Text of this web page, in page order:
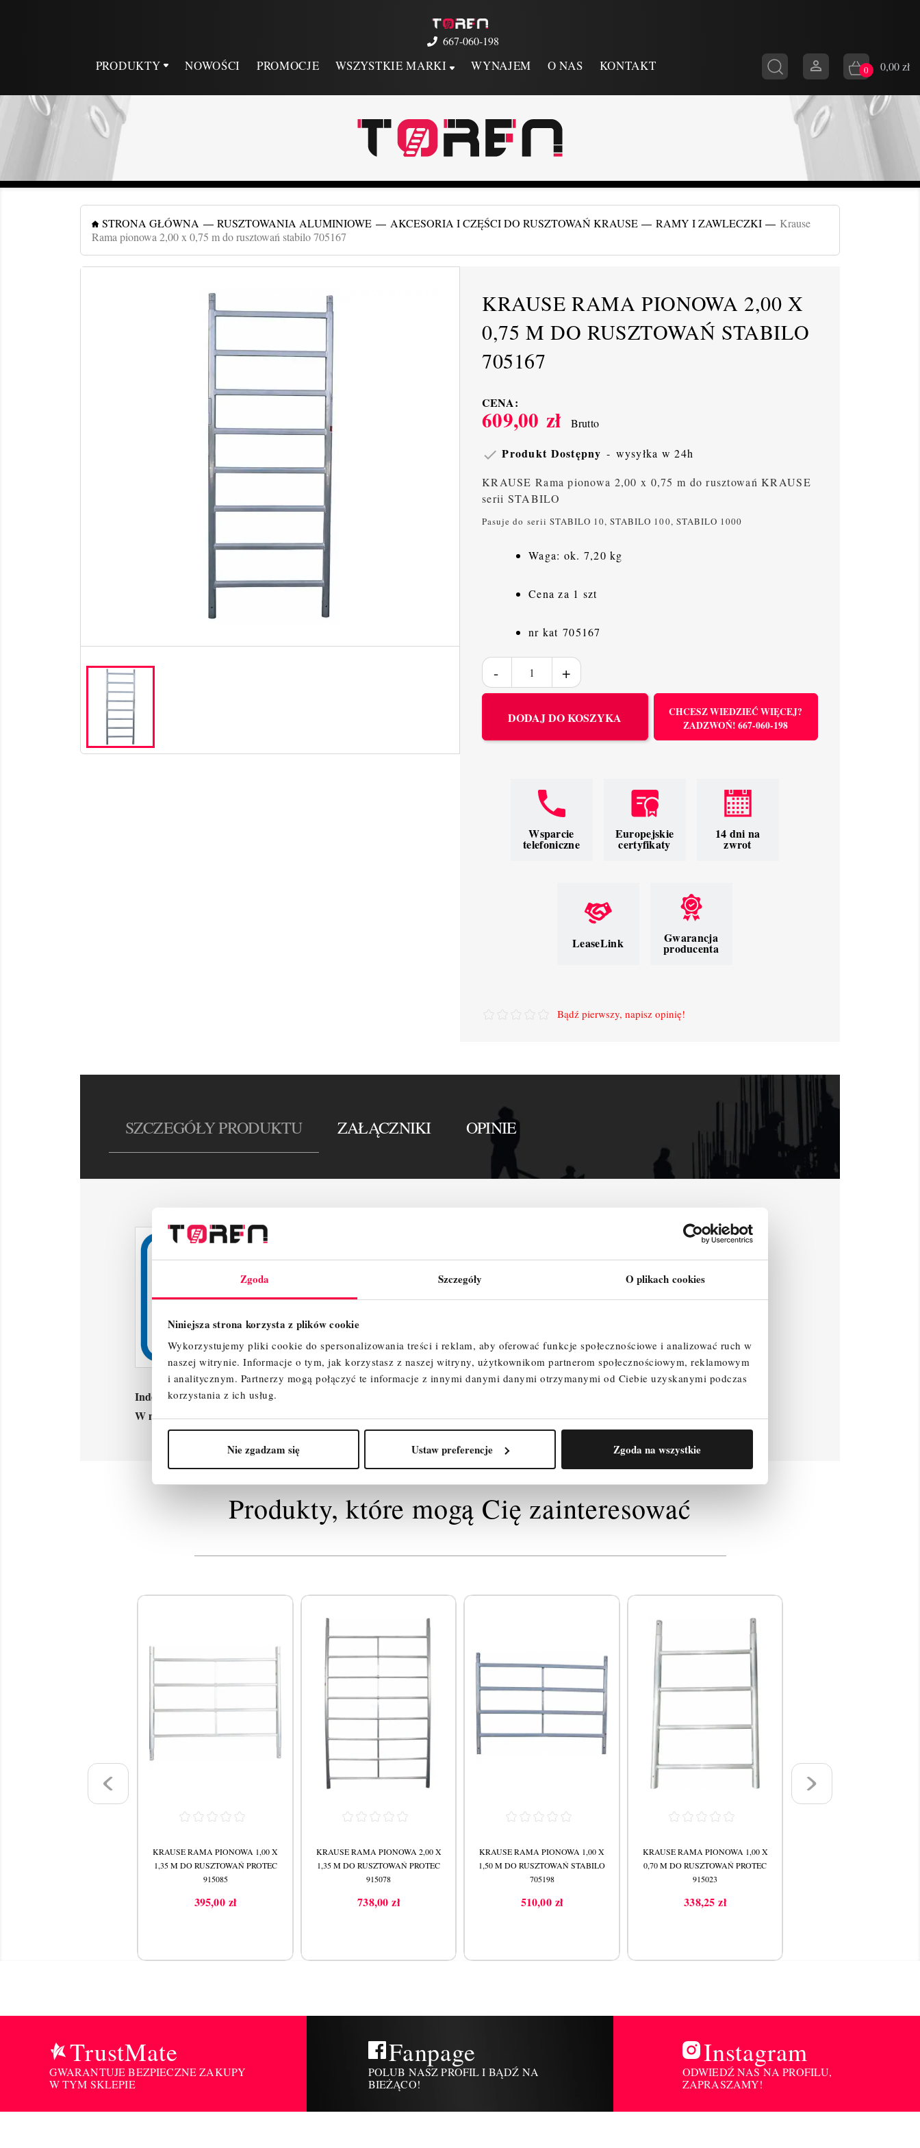
Zgoda Szczegóły O plikach cookies
Niniejsza strona korzysta z plików cookie
Wykorzystujemy pliki cookie do spersonalizowania treści i reklam, aby oferować funkcje społecznościowe i analizować ruch w
naszej witrynie. Informacje o tym, jak korzystasz z naszej witryny, użytkownikom partnerom społecznościowym, reklamowym
i analitycznym. Partnerzy mogą połączyć te informacje z innymi danymi danymi otrzymanymi od Ciebie uzyskanymi podczas
korzystania z ich usług.
Nie zgadzam się Ustaw preferencje Zgoda na wszystkie
667-060-198
PRODUKTY NOWOŚCI PROMOCJE WSZYSTKIE MARKI WYNAJEM O NAS KONTAKT  0 0,00 zł
STRONA GŁÓWNA RUSZTOWANIA ALUMINIOWE AKCESORIA I CZĘŚCI DO RUSZTOWAŃ KRAUSE RAMY I ZAWLECZKI
Krause
Rama pionowa 2,00 x 0,75 m do rusztowań stabilo 705167
KRAUSE RAMA PIONOWA 2,00 X
0,75 M DO RUSZTOWAŃ STABILO
705167
CENA:
609,00 zł Brutto
 Produkt Dostępny wysyłka w 24h
KRAUSE Rama pionowa 2,00 x 0,75 m do rusztowań KRAUSE
serii STABILO
Pasuje do serii STABILO 10, STABILO 100, STABILO 1000
Waga: ok. 7,20 kg
Cena za 1 szt
nr kat 705167
DODAJ DO KOSZYKA
CHCESZ WIEDZIEĆ WIĘCEJ?
ZADZWOŃ! 667-060-198
Wsparcie
telefoniczne
Europejskie
certyfikaty
14 dni na
zwrot
LeaseLink Gwarancja
producenta
Bądź pierwszy, napisz opinię!
SZCZEGÓŁY PRODUKTU ZAŁĄCZNIKI OPINIE
Indeks 705167
W magazynie995 Przedmioty
Produkty, które mogą Cię zainteresować
KRAUSE RAMA PIONOWA 1,00 X
1,35 M DO RUSZTOWAŃ PROTEC
915085
Cena
395,00 zł
KRAUSE RAMA PIONOWA 2,00 X
1,35 M DO RUSZTOWAŃ PROTEC
915078
Cena
738,00 zł
KRAUSE RAMA PIONOWA 1,00 X
1,50 M DO RUSZTOWAŃ STABILO
705198
Cena
510,00 zł
KRAUSE RAMA PIONOWA 1,00 X
0,70 M DO RUSZTOWAŃ PROTEC
915023
Cena
338,25 zł
TrustMate
GWARANTUJE BEZPIECZNE ZAKUPY
W TYM SKLEPIE
Fanpage
POLUB NASZ PROFIL I BĄDŹ NA
BIEŻĄCO!
Instagram
ODWIEDŹ NAS NA PROFILU,
ZAPRASZAMY!